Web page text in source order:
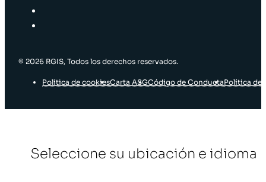
© 2026 RGIS, Todos los derechos reservados.
Política de cookiesCarta ASGCódigo de ConductaPolítica de
Seleccione su ubicación e idioma